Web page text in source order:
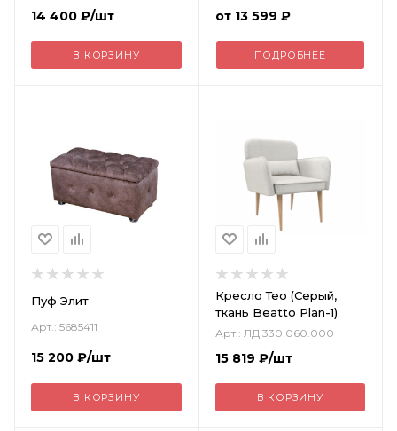
14 400 ₽/шт
В КОРЗИНУ
от 13 599 ₽
ПОДРОБНЕЕ
Пуф Элит
Арт.: 5685411
15 200 ₽/шт
В КОРЗИНУ
Кресло Тео (Серый,
ткань Beatto Plan-1)
Арт.: ЛД 330.060.000
15 819 ₽/шт
В КОРЗИНУ